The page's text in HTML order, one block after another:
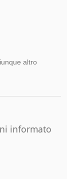
altro
informato